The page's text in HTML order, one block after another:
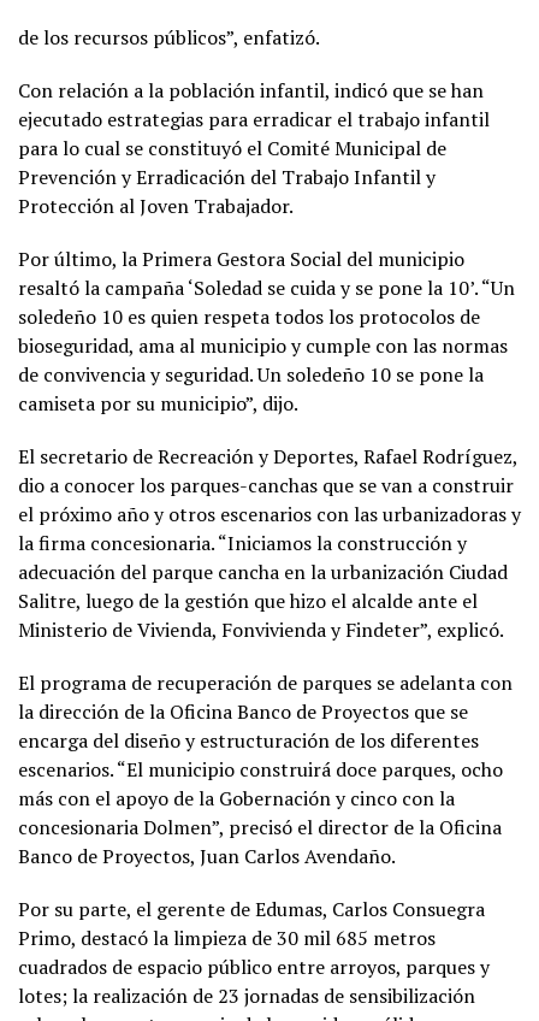
de los recursos públicos”, enfatizó.
Con relación a la población infantil, indicó que se han
ejecutado estrategias para erradicar el trabajo infantil
para lo cual se constituyó el Comité Municipal de
Prevención y Erradicación del Trabajo Infantil y
Protección al Joven Trabajador.
Por último, la Primera Gestora Social del municipio
resaltó la campaña ‘Soledad se cuida y se pone la 10’. “Un
soledeño 10 es quien respeta todos los protocolos de
bioseguridad, ama al municipio y cumple con las normas
de convivencia y seguridad. Un soledeño 10 se pone la
camiseta por su municipio”, dijo.
El secretario de Recreación y Deportes, Rafael Rodríguez,
dio a conocer los parques-canchas que se van a construir
el próximo año y otros escenarios con las urbanizadoras y
la firma concesionaria. “Iniciamos la construcción y
adecuación del parque cancha en la urbanización Ciudad
Salitre, luego de la gestión que hizo el alcalde ante el
Ministerio de Vivienda, Fonvivienda y Findeter”, explicó.
El programa de recuperación de parques se adelanta con
la dirección de la Oficina Banco de Proyectos que se
encarga del diseño y estructuración de los diferentes
escenarios. “El municipio construirá doce parques, ocho
más con el apoyo de la Gobernación y cinco con la
concesionaria Dolmen”, precisó el director de la Oficina
Banco de Proyectos, Juan Carlos Avendaño.
Por su parte, el gerente de Edumas, Carlos Consuegra
Primo, destacó la limpieza de 30 mil 685 metros
cuadrados de espacio público entre arroyos, parques y
lotes; la realización de 23 jornadas de sensibilización